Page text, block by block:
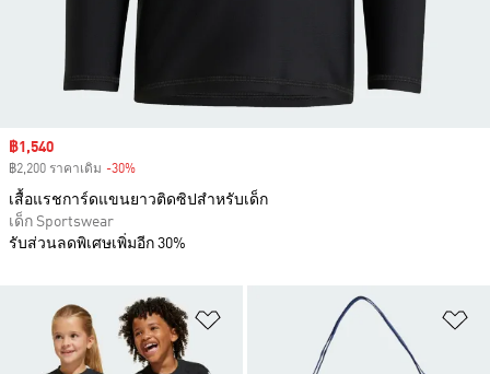
เพิ่มไปยังรายการสินค้าโปรด
Sale price
฿1,540
฿2,200 ราคาเดิม -30%
เสื้อแรชการ์ดแขนยาวติดซิปสำหรับเด็ก
เด็ก Sportswear
รับส่วนลดพิเศษเพิ่มอีก 30%